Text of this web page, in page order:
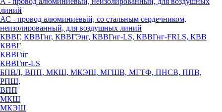
линий
АС - провод алюминиевый, со стальным сердечником,
неизолированный, для воздушных линий
КВВГ, КВВГнг, КВВГЭнг, КВВГнг-LS, КВВГнг-FRLS, КВВ
КВВГ
КВВГнг
КВВГнг-LS
БПВЛ, ВПП, МКШ, МКЭШ, МГШВ, МГТФ, ПНСВ, ППВ,
РПШ,
ВПП
МКШ
МКЭШ